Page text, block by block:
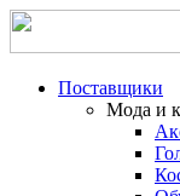
Поставщики
Мода и